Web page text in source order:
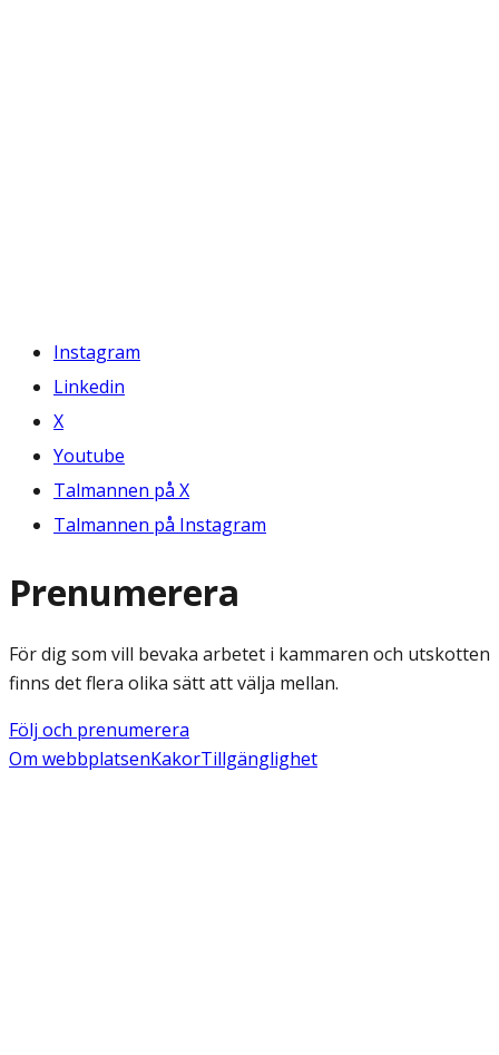
Instagram
Linkedin
X
Youtube
Talmannen på X
Talmannen på Instagram
Prenumerera
För dig som vill bevaka arbetet i kammaren och utskotten
finns det flera olika sätt att välja mellan.
Följ och prenumerera
Om webbplatsenKakorTillgänglighet